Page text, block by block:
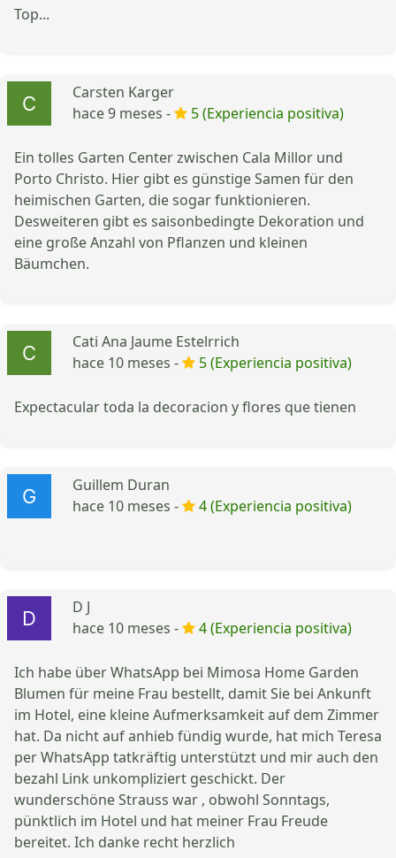
Top...
Carsten Karger
hace 9 meses -
5 (Experiencia positiva)
Ein tolles Garten Center zwischen Cala Millor und
Porto Christo. Hier gibt es günstige Samen für den
heimischen Garten, die sogar funktionieren.
Desweiteren gibt es saisonbedingte Dekoration und
eine große Anzahl von Pflanzen und kleinen
Bäumchen.
Cati Ana Jaume Estelrrich
hace 10 meses -
5 (Experiencia positiva)
Expectacular toda la decoracion y flores que tienen
Guillem Duran
hace 10 meses -
4 (Experiencia positiva)
D J
hace 10 meses -
4 (Experiencia positiva)
Ich habe über WhatsApp bei Mimosa Home Garden
Blumen für meine Frau bestellt, damit Sie bei Ankunft
im Hotel, eine kleine Aufmerksamkeit auf dem Zimmer
hat. Da nicht auf anhieb fündig wurde, hat mich Teresa
per WhatsApp tatkräftig unterstützt und mir auch den
bezahl Link unkompliziert geschickt. Der
wunderschöne Strauss war , obwohl Sonntags,
pünktlich im Hotel und hat meiner Frau Freude
bereitet. Ich danke recht herzlich